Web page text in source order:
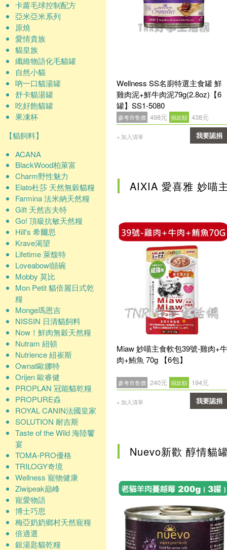
卡蘿毛球控制配方
亞米亞米系列
原燒
愛情貴族
貓皇族
纖維物語化毛貓罐
自然小貓
吶一口貓湯罐
舒卡貓湯罐
吃好飽貓罐
果凍杯
【貓飼料】
ACANA
BlackWood柏萊富
Charm野性魅力
Elato杜莎 天然無穀貓糧
Farmina 法米納天然糧
Gift 天然吉夫特
Go! 頂級抗敏天然糧
Hill's 希爾思
Krave渴望
Lifetime 萊馥特
Loveabowl囍碗
Mobby 莫比
Mon Petit 貓倍麗日式乾
糧
Monge瑪恩吉
NISSIN 日清貓飼料
Now！鮮肉無穀天然糧
Nutram 紐頓
Nutrience 紐崔斯
Ownat歐娜特
Orijen 歐睿健
PROPLAN 冠能貓乾糧
PROPURE猋
ROYAL CANIN法國皇家
SOLUTION 耐吉斯
Taste of the Wild 海陸饗
宴
TOMA-PRO優格
TRILOGY奇境
Wellness 寵物健康
Ziwipeak巔峰
寵愛物語
博士巧思
梅亞奶奶鄉村天然寵糧
倍適選
銀湯匙貓乾糧
Wellness SS名廚特選主食罐 鮮
雞肉泥+鮮牛肉泥79g(2.8oz)【6
罐】SS1-5080
參考市售價 498元 捐款額 438元
+ 加入清單 我要認捐
AIXIA 愛喜雅 妙喵
Miaw 妙喵主食軟包39號-雞肉+牛
肉+鮪魚 70g 【6包】
參考市售價 240元 捐款額 194元
+ 加入清單 我要認捐
Nuevo新歡 醇情貓